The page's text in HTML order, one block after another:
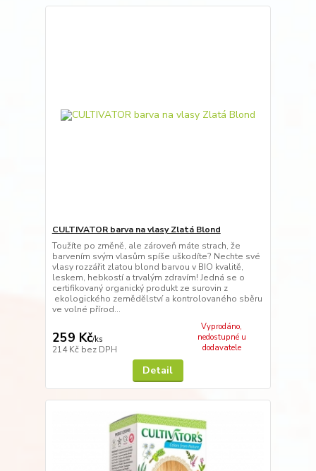
CULTIVATOR barva na vlasy Zlatá Blond
Toužíte po změně, ale zároveň máte strach, že
barvením svým vlasům spíše uškodíte? Nechte své
vlasy rozzářit zlatou blond barvou v BIO kvalitě,
leskem, hebkostí a trvalým zdravím! Jedná se o
certifikovaný organický produkt ze surovin z
ekologického zemědělství a kontrolovaného sběru
ve volné přírod...
259 Kč/ks
214 Kč bez DPH
Vyprodáno,
nedostupné u
dodavatele
Detail